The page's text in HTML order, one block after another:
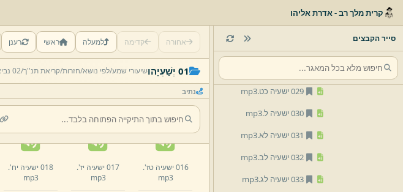
קרית מלך רב - אדרת אליהו
סייר הקבצים
026 ישעיה כו.
mp3
028 ישעיה כח.
029 ישעיה כט.
mp3
030 ישעיה ל.
mp3
031 ישעיה לא.
mp3
032 ישעיה לב.
mp3
033 ישעיה לג.
mp3
אחורה קדימה למעלה ראשי רענן
01 יְשַׁעְיָהוּ שיעורי שמע/לפי נושא/חזרות/קריאת תנ''ך/02 נביאים אחרונים/
נתיב
mp3
00:02:48 · 356 KB
16/06/2026 23:44
mp3
16/06/2026 23:44
mp3
16/06/2026 23:44
016 ישעיה טז'.
mp3
017 ישעיה יז'.
mp3
018 ישעיה יח'.
mp3